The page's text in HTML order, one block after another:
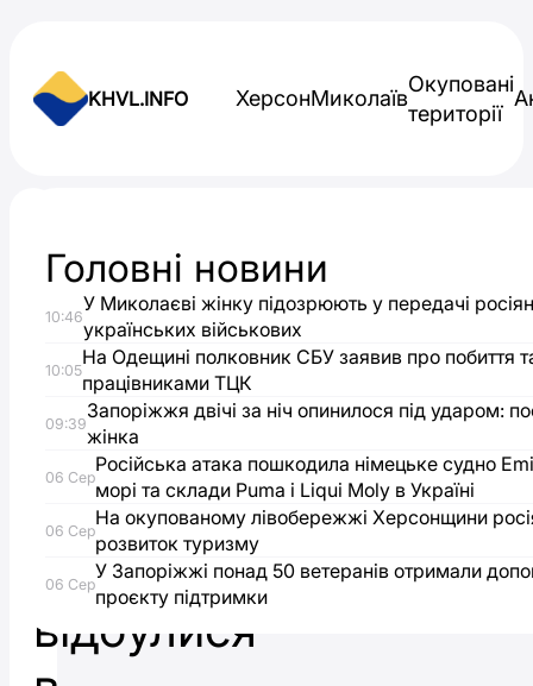
KHVL.INFO ХерсонМиколаїв
Окуповані
території
Сімейні
змагання
для
переселенців
з
Херсонщини
відбулися
Головні новини
10:46
У Миколаєві жінку підозрюють у передачі
українських військових
10:05
На Одещині полковник СБУ заявив про побиття
працівниками ТЦК
09:39
Запоріжжя двічі за ніч опинилося під ударом:
жінка
06 Сер
Російська атака пошкодила німецьке судно
морі та склади Puma і Liqui Moly в Україні
06 Сер
На окупованому лівобережжі Херсонщини
розвиток туризму
06 Сер
У Запоріжжі понад 50 ветеранів отримали
проєкту підтримки